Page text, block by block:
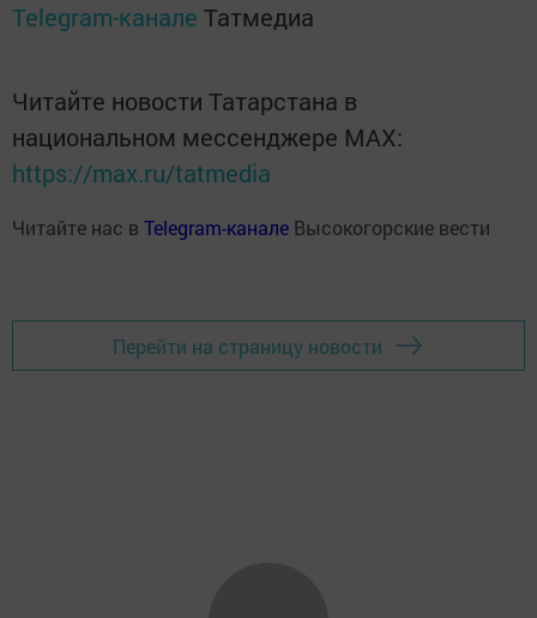
Telegram-канале Татмедиа
Читайте новости Татарстана в
национальном мессенджере MАХ:
https://max.ru/tatmedia
Читайте нас в Telegram-канале Высокогорские вести
Перейти на страницу новости